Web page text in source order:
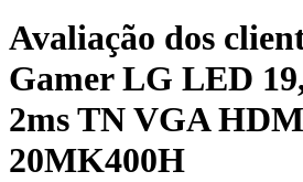
Avaliação dos
Gamer LG LED
2ms TN VGA
20MK400H